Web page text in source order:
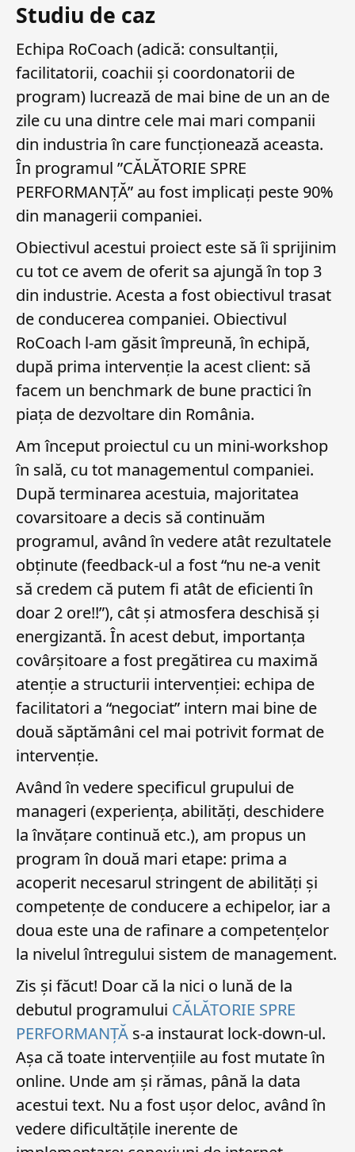
Studiu de caz
Echipa RoCoach (adică: consultanții,
facilitatorii, coachii și coordonatorii de
program) lucrează de mai bine de un an de
zile cu una dintre cele mai mari companii
din industria în care funcționează aceasta.
În programul ”CĂLĂTORIE SPRE
PERFORMANȚĂ” au fost implicați peste 90%
din managerii companiei.
Obiectivul acestui proiect este să îi sprijinim
cu tot ce avem de oferit sa ajungă în top 3
din industrie. Acesta a fost obiectivul trasat
de conducerea companiei. Obiectivul
RoCoach l-am găsit împreună, în echipă,
după prima intervenție la acest client: să
facem un benchmark de bune practici în
piața de dezvoltare din România.
Am început proiectul cu un mini-workshop
în sală, cu tot managementul companiei.
După terminarea acestuia, majoritatea
covarsitoare a decis să continuăm
programul, având în vedere atât rezultatele
obținute (feedback-ul a fost “nu ne-a venit
să credem că putem fi atât de eficienti în
doar 2 ore!!”), cât și atmosfera deschisă și
energizantă. În acest debut, importanța
covârșitoare a fost pregătirea cu maximă
atenție a structurii intervenției: echipa de
facilitatori a “negociat” intern mai bine de
două săptămâni cel mai potrivit format de
intervenție.
Având în vedere specificul grupului de
manageri (experiența, abilități, deschidere
la învățare continuă etc.), am propus un
program în două mari etape: prima a
acoperit necesarul stringent de abilități și
competențe de conducere a echipelor, iar a
doua este una de rafinare a competențelor
la nivelul întregului sistem de management.
Zis și făcut! Doar că la nici o lună de la
debutul programului CĂLĂTORIE SPRE
PERFORMANȚĂ s-a instaurat lock-down-ul.
Așa că toate intervențiile au fost mutate în
online. Unde am și rămas, până la data
acestui text. Nu a fost ușor deloc, având în
vedere dificultățile inerente de